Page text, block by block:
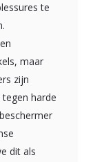
te
maar
zijn
harde
dit als